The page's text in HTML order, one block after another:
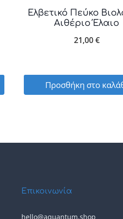
Ελβετικό Πεύκο
Αιθέριο Έλαιο
21,00€
Προσθήκη στο
Επικοινωνία
hello@aquantum.shop